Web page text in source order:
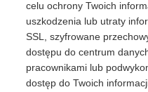
celu ochrony Twoich
uszkodzenia lub utraty
SSL, szyfrowane
dostępu do centrum
pracownikami lub
dostęp do Twoich